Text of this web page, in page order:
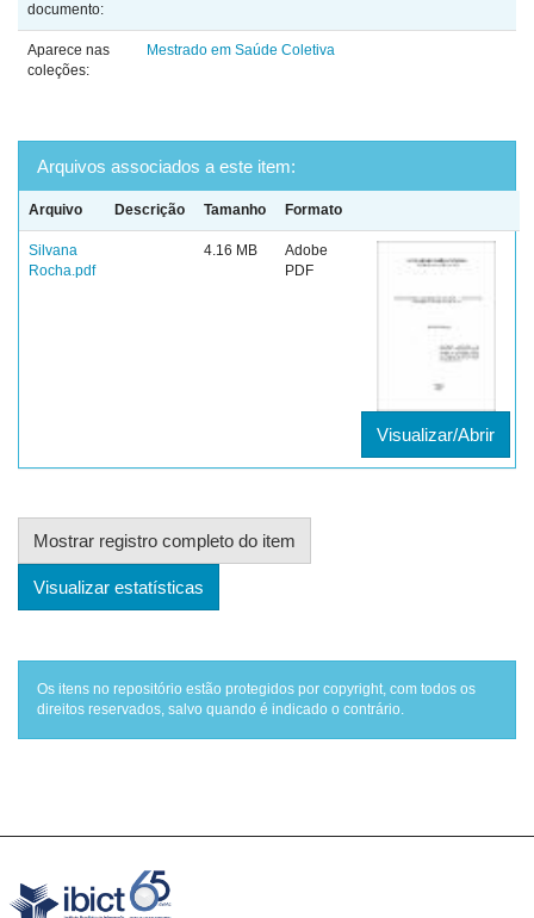
documento:
Aparece nas
coleções:
Mestrado em Saúde Coletiva
Arquivos associados a este item:
Arquivo Descrição Tamanho Formato
Silvana
Rocha.pdf
4.16 MB
Adobe
PDF
Visualizar/Abrir
Mostrar registro completo do item
Visualizar estatísticas
Os itens no repositório estão protegidos por copyright, com todos os
direitos reservados, salvo quando é indicado o contrário.